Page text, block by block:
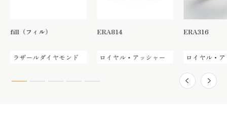
fill（フィル）
ラザールダイヤモンド
ERA814
ロイヤル・アッシャー
ERA316
ロイヤル・